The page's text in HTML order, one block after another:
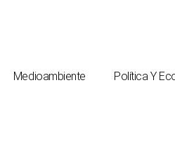
Medioambiente Política Y